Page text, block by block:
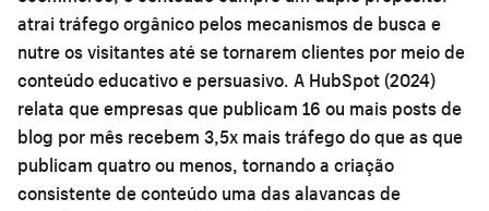
atrai tráfego orgânico pelos mecanismos de busca e
nutre os visitantes até se tornarem clientes por meio de
conteúdo educativo e persuasivo. A HubSpot (2024)
relata que empresas que publicam 16 ou mais posts de
blog por mês recebem 3,5x mais tráfego do que as que
publicam quatro ou menos, tornando a criação
consistente de conteúdo uma das alavancas de